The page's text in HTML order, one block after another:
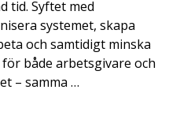
tid. Syftet med
systemet, skapa
och samtidigt minska
både arbetsgivare och
– samma …